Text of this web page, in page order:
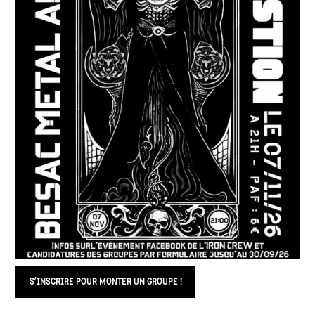
S’INSCRIRE POUR MONTER UN GROUPE !